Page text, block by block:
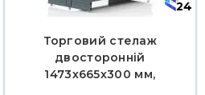
24
Торговий стелаж
двосторонній
1473х665х300 мм,